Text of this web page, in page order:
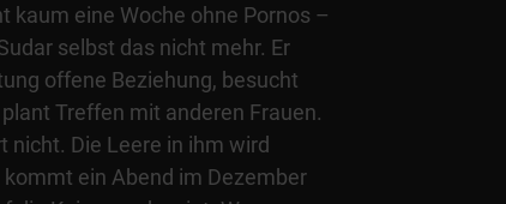
kaum eine Woche ohne Pornos –
selbst das nicht mehr. Er
offene Beziehung, besucht
Treffen mit anderen Frauen.
nicht. Die Leere in ihm wird
ein Abend im Dezember